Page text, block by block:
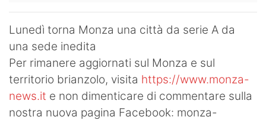
Lunedì torna Monza una città da serie A da
una sede inedita
Per rimanere aggiornati sul Monza e sul
territorio brianzolo, visita https://www.monza-
news.it e non dimenticare di commentare sulla
nostra nuova pagina Facebook: monza-